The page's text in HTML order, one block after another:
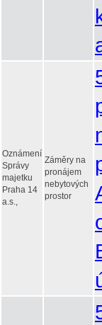
Oznámení
Správy
majetku
Praha 14
a.s.,
Záměry na
pronájem
nebytových
prostor